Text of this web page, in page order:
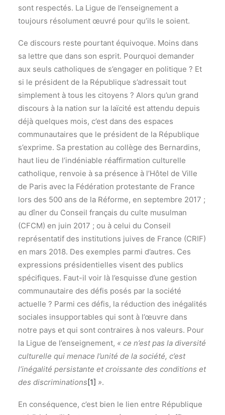
sont respectés. La Ligue de l’enseignement a
toujours résolument œuvré pour qu’ils le soient.
Ce discours reste pourtant équivoque. Moins dans
sa lettre que dans son esprit. Pourquoi demander
aux seuls catholiques de s’engager en politique ? Et
si le président de la République s’adressait tout
simplement à tous les citoyens ? Alors qu’un grand
discours à la nation sur la laïcité est attendu depuis
déjà quelques mois, c’est dans des espaces
communautaires que le président de la République
s’exprime. Sa prestation au collège des Bernardins,
haut lieu de l’indéniable réaffirmation culturelle
catholique, renvoie à sa présence à l’Hôtel de Ville
de Paris avec la Fédération protestante de France
lors des 500 ans de la Réforme, en septembre 2017 ;
au dîner du Conseil français du culte musulman
(CFCM) en juin 2017 ; ou à celui du Conseil
représentatif des institutions juives de France (CRIF)
en mars 2018. Des exemples parmi d’autres. Ces
expressions présidentielles visent des publics
spécifiques. Faut-il voir là l’esquisse d’une gestion
communautaire des défis posés par la société
actuelle ? Parmi ces défis, la réduction des inégalités
sociales insupportables qui sont à l’œuvre dans
notre pays et qui sont contraires à nos valeurs. Pour
la Ligue de l’enseignement, « ce n’est pas la diversité
culturelle qui menace l’unité de la société, c’est
l’inégalité persistante et croissante des conditions et
des discriminations[1] ».
En conséquence, c’est bien le lien entre République